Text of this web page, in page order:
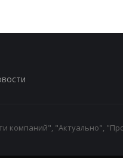
компаний", "Актуально",